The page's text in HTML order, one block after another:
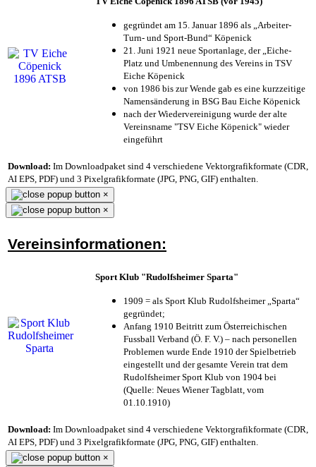
gegründet am 15. Januar 1896 als „Arbeiter-
Turn- und Sport-Bund“ Köpenick
21. Juni 1921 neue Sportanlage, der „Eiche-
Platz und Umbenennung des Vereins in TSV
Eiche Köpenick
von 1986 bis zur Wende gab es eine kurzzeitige
Namensänderung in BSG Bau Eiche Köpenick
nach der Wiedervereinigung wurde der alte
Vereinsname "TSV Eiche Köpenick" wieder
eingeführt
Download: Im Downloadpaket sind 4 verschiedene Vektorgrafikformate (CDR,
AI EPS, PDF) und 3 Pixelgrafikformate (JPG, PNG, GIF) enthalten.
×
×
Vereinsinformationen:
Sport Klub "Rudolfsheimer Sparta"
1909 = als Sport Klub Rudolfsheimer „Sparta“
gegründet;
Anfang 1910 Beitritt zum Österreichischen
Fussball Verband (Ö. F. V.) – nach personellen
Problemen wurde Ende 1910 der Spielbetrieb
eingestellt und der gesamte Verein trat dem
Rudolfsheimer Sport Klub von 1904 bei
(Quelle: Neues Wiener Tagblatt, vom
01.10.1910)
Download: Im Downloadpaket sind 4 verschiedene Vektorgrafikformate (CDR,
AI EPS, PDF) und 3 Pixelgrafikformate (JPG, PNG, GIF) enthalten.
×